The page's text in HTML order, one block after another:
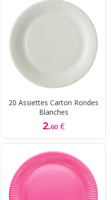
20 Assiettes Carton Rondes
Blanches
2.60 €